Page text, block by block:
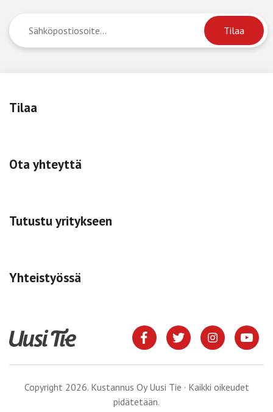
Tilaa
Ota yhteyttä
Tutustu yritykseen
Yhteistyössä
Copyright 2026. Kustannus Oy Uusi Tie · Kaikki oikeudet
pidätetään.